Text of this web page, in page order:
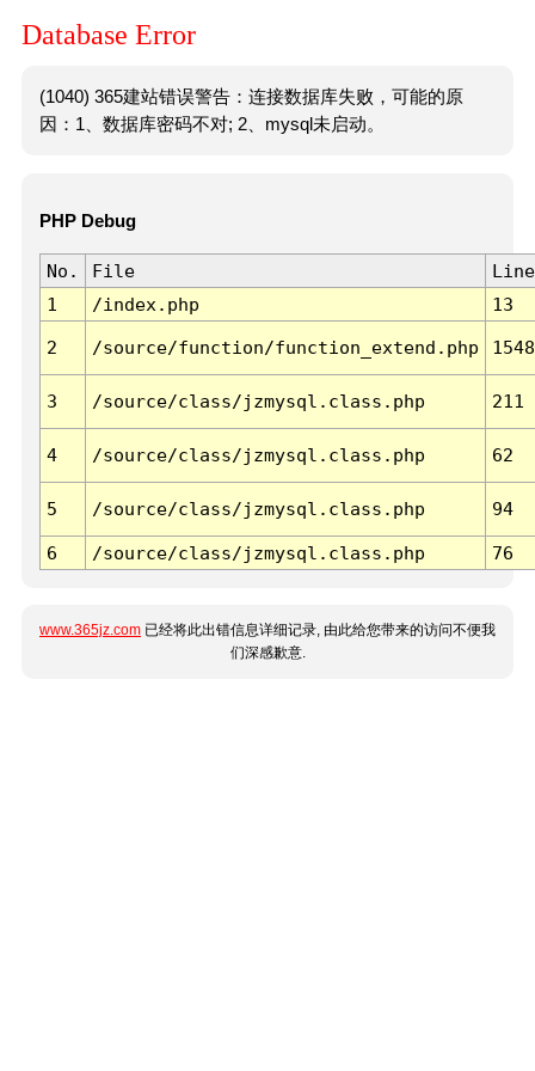
Database Error
(1040) 365建站错误警告：连接数据库失败，可能的原
因：1、数据库密码不对; 2、mysql未启动。
PHP Debug
No. File
Line
1
/index.php 13
2 /source/function/function_extend.php 1548
3 /source/class/jzmysql.class.php 211
4 /source/class/jzmysql.class.php 62
5 /source/class/jzmysql.class.php 94
6 /source/class/jzmysql.class.php 76
www.365jz.com 已经将此出错信息详细记录, 由此给您带来的访问不便我
们深感歉意.